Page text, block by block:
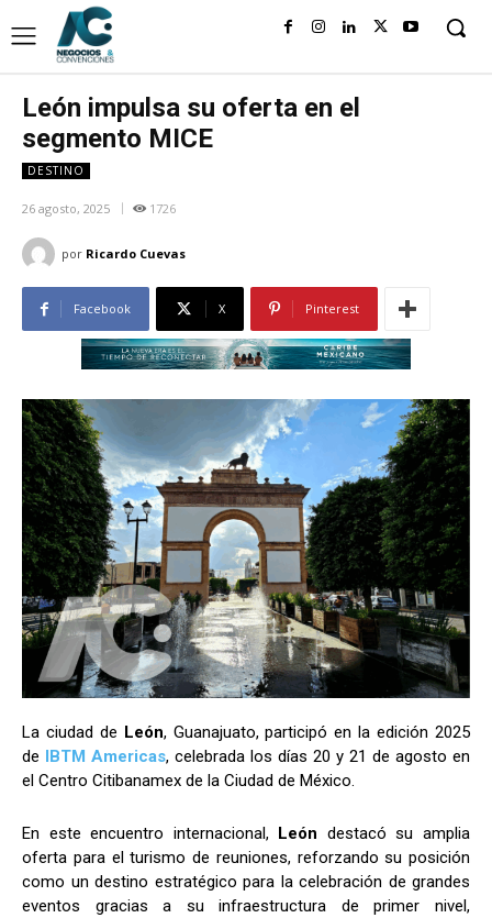
León impulsa su oferta en el
segmento MICE
DESTINO
26 agosto, 2025 1726
por Ricardo Cuevas
Facebook X Pinterest
La ciudad de León, Guanajuato, participó en la edición 2025
de IBTM Americas, celebrada los días 20 y 21 de agosto en
el Centro Citibanamex de la Ciudad de México.
En este encuentro internacional, León destacó su amplia
oferta para el turismo de reuniones, reforzando su posición
como un destino estratégico para la celebración de grandes
eventos gracias a su infraestructura de primer nivel,